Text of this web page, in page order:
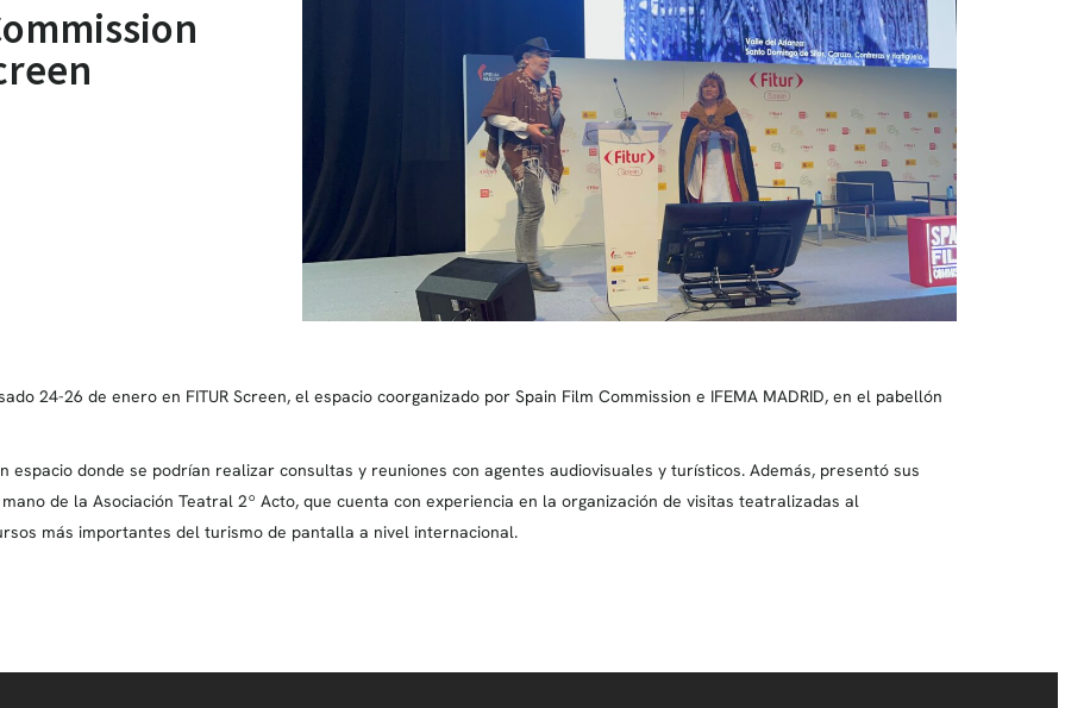
24-26 de enero en FITUR Screen, el espacio coorganizado por Spain Film Commission e IFEMA MADRID, en el pabellón
espacio donde se podrían realizar consultas y reuniones con agentes audiovisuales y turísticos. Además, presentó sus
de la Asociación Teatral 2º Acto, que cuenta con experiencia en la organización de visitas teatralizadas al
más importantes del turismo de pantalla a nivel internacional.